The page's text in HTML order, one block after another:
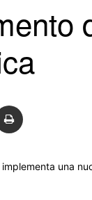
una